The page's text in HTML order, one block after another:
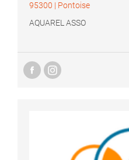
95300 | Pontoise
AQUAREL ASSO